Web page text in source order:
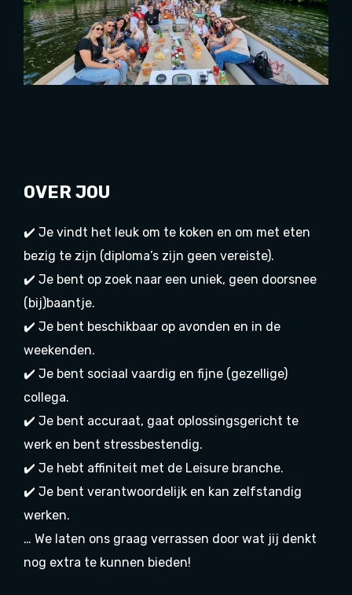
OVER JOU
✔️ Je vindt het leuk om te koken en om met eten
bezig te zijn (diploma’s zijn geen vereiste).
✔️ Je bent op zoek naar een uniek, geen doorsnee
(bij)baantje.
✔️ Je bent beschikbaar op avonden en in de
weekenden.
✔️ Je bent sociaal vaardig en fijne (gezellige)
collega.
✔️ Je bent accuraat, gaat oplossingsgericht te
werk en bent stressbestendig.
✔️ Je hebt affiniteit met de Leisure branche.
✔️ Je bent verantwoordelijk en kan zelfstandig
werken.
… We laten ons graag verrassen door wat jij denkt
nog extra te kunnen bieden!